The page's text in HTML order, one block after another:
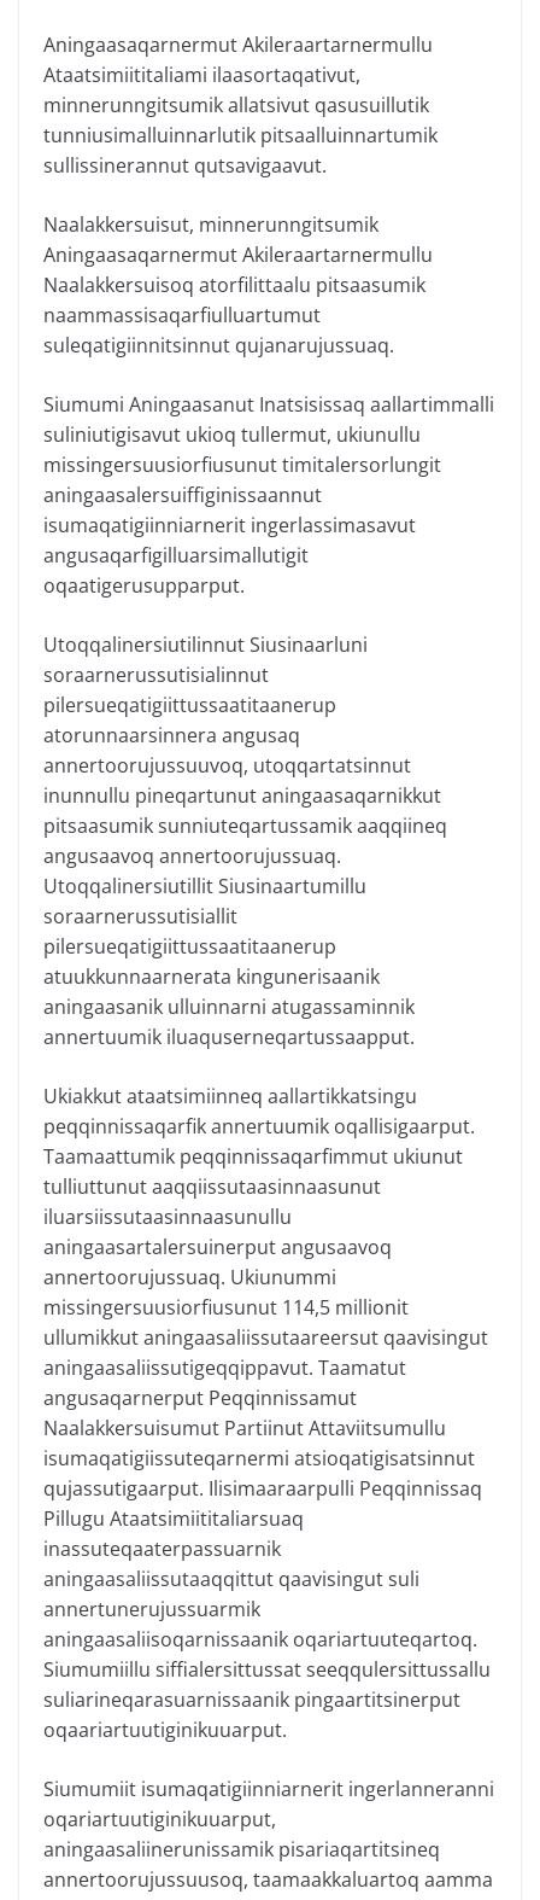
Aningaasaqarnermut Akileraartarnermullu
Ataatsimiititaliami ilaasortaqativut,
minnerunngitsumik allatsivut qasusuillutik
tunniusimalluinnarlutik pitsaalluinnartumik
sullissinerannut qutsavigaavut.
Naalakkersuisut, minnerunngitsumik
Aningaasaqarnermut Akileraartarnermullu
Naalakkersuisoq atorfilittaalu pitsaasumik
naammassisaqarfiulluartumut
suleqatigiinnitsinnut qujanarujussuaq.
Siumumi Aningaasanut Inatsisissaq aallartimmalli
suliniutigisavut ukioq tullermut, ukiunullu
missingersuusiorfiusunut timitalersorlungit
aningaasalersuiffiginissaannut
isumaqatigiinniarnerit ingerlassimasavut
angusaqarfigilluarsimallutigit
oqaatigerusupparput.
Utoqqalinersiutilinnut Siusinaarluni
soraarnerussutisialinnut
pilersueqatigiittussaatitaanerup
atorunnaarsinnera angusaq
annertoorujussuuvoq, utoqqartatsinnut
inunnullu pineqartunut aningaasaqarnikkut
pitsaasumik sunniuteqartussamik aaqqiineq
angusaavoq annertoorujussuaq.
Utoqqalinersiutillit Siusinaartumillu
soraarnerussutisiallit
pilersueqatigiittussaatitaanerup
atuukkunnaarnerata kingunerisaanik
aningaasanik ulluinnarni atugassaminnik
annertuumik iluaquserneqartussaapput.
Ukiakkut ataatsimiinneq aallartikkatsingu
peqqinnissaqarfik annertuumik oqallisigaarput.
Taamaattumik peqqinnissaqarfimmut ukiunut
tulliuttunut aaqqiissutaasinnaasunut
iluarsiissutaasinnaasunullu
aningaasartalersuinerput angusaavoq
annertoorujussuaq. Ukiunummi
missingersuusiorfiusunut 114,5 millionit
ullumikkut aningaasaliissutaareersut qaavisingut
aningaasaliissutigeqqippavut. Taamatut
angusaqarnerput Peqqinnissamut
Naalakkersuisumut Partiinut Attaviitsumullu
isumaqatigiissuteqarnermi atsioqatigisatsinnut
qujassutigaarput. Ilisimaaraarpulli Peqqinnissaq
Pillugu Ataatsimiititaliarsuaq
inassuteqaaterpassuarnik
aningaasaliissutaaqqittut qaavisingut suli
annertunerujussuarmik
aningaasaliisoqarnissaanik oqariartuuteqartoq.
Siumumiillu siffialersittussat seeqqulersittussallu
suliarineqarasuarnissaanik pingaartitsinerput
oqaariartuutiginikuuarput.
Siumumiit isumaqatigiinniarnerit ingerlanneranni
oqariartuutiginikuuarput,
aningaasaliinerunissamik pisariaqartitsineq
annertoorujussuusoq, taamaakkaluartoq aamma